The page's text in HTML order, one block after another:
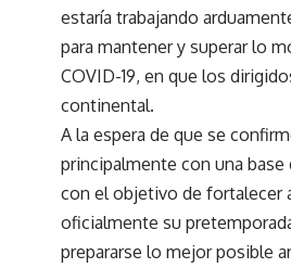
estaría trabajando
para mantener y superar lo
COVID-19, en que los
continental.
A la espera de que se
principalmente con una
con el objetivo de fortalecer
oficialmente su
prepararse lo mejor posible